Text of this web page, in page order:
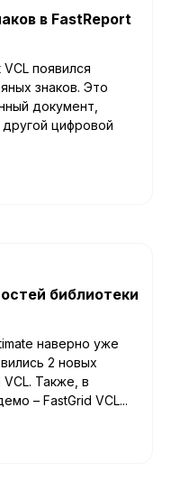
в FastReport
появился
знаков. Это
документ,
цифровой
библиотеки
наверно уже
2 новых
VCL. Также, в
– FastGrid VCL...